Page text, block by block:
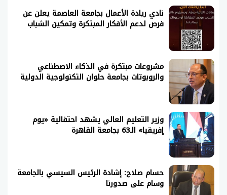
نادي ريادة الأعمال بجامعة العاصمة يعلن عن
فرص لدعم الأفكار المبتكرة وتمكين الشباب
مشروعات مبتكرة في الذكاء الاصطناعي
والروبوتات بجامعة حلوان التكنولوجية الدولية
وزير التعليم العالي يشهد احتفالية «يوم
إفريقيا» الـ63 بجامعة القاهرة
حسام صلاح: إشادة الرئيس السيسي بالجامعة
وسام على صدورنا